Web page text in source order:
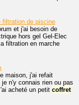
de piscine
et j'ai besoin de
hors gel Gel-Elec
filtration en marche
maison, j'ai refait
n'y connais rien ou pas
acheté un petit coffret